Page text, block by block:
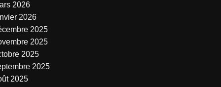
2026
2026
2025
2025
2025
2025
2025